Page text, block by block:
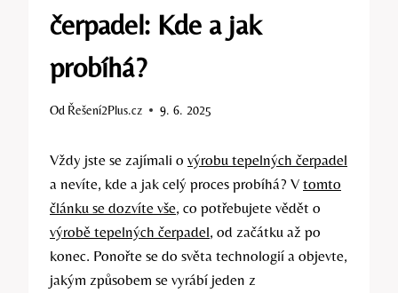
čerpadel: Kde a jak
probíhá?
Od Řešení2Plus.cz 9. 6. 2025
Vždy jste se zajímali o výrobu tepelných čerpadel
a nevíte, kde a jak celý proces probíhá? V tomto
článku se dozvíte vše, co potřebujete vědět o
výrobě tepelných čerpadel, od začátku až po
konec. Ponořte se do světa technologií a objevte,
jakým způsobem se vyrábí jeden z